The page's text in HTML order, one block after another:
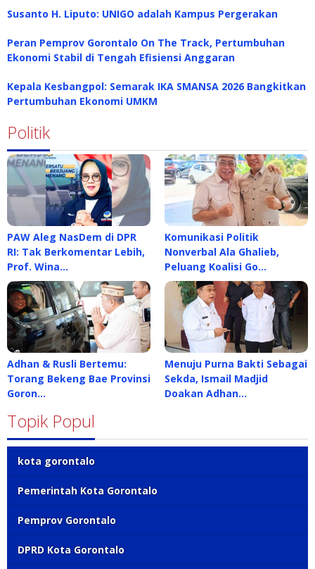
Susanto H. Liputo: UNIGO adalah Kampus Pergerakan
Peran Pemprov Gorontalo On The Track, Pertumbuhan
Ekonomi Stabil di Tengah Efisiensi Anggaran
Kepala Kesbangpol: Semarak IKA SMANSA 2026 Bangkitkan
Pertumbuhan Ekonomi UMKM
Politik
PAW Aleg NasDem di DPR
RI: Tak Berkomentar Lebih,
Prof. Wina…
Komunikasi Politik
Nonverbal Ala Ghalieb,
Peluang Koalisi Go…
Adhan & Rusli Bertemu:
Torang Bekeng Bae Provinsi
Goron…
Menuju Purna Bakti Sebagai
Sekda, Ismail Madjid
Doakan Adhan…
Topik Popul
kota gorontalo
Pemerintah Kota Gorontalo
Pemprov Gorontalo
DPRD Kota Gorontalo